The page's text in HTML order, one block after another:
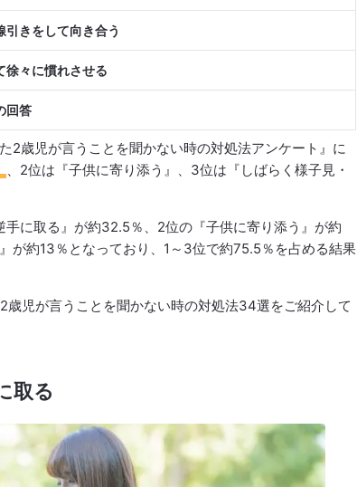
引きをして向き合う
徐々に慣れさせる
回答
歳児が言うことを聞かない時の対処法アンケート』に
、2位は『子供に寄り添う』、3位は『しばらく様子見・
に取る』が約32.5％、2位の『子供に寄り添う』が約
が約13％となっており、1～3位で約75.5％を占める結果
児が言うことを聞かない時の対処法34選をご紹介して
取る